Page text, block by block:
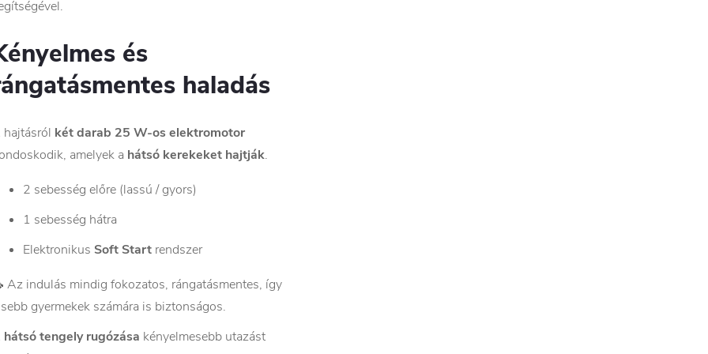
és
haladás
hajtásról két darab 25 W-os elektromotor
amelyek a hátsó kerekeket hajtják.
2 sebesség előre (lassú / gyors)
1 sebesség hátra
Elektronikus Soft Start rendszer
Az indulás mindig fokozatos, rángatásmentes, így
gyermekek számára is biztonságos.
hátsó tengely rugózása kényelmesebb utazást